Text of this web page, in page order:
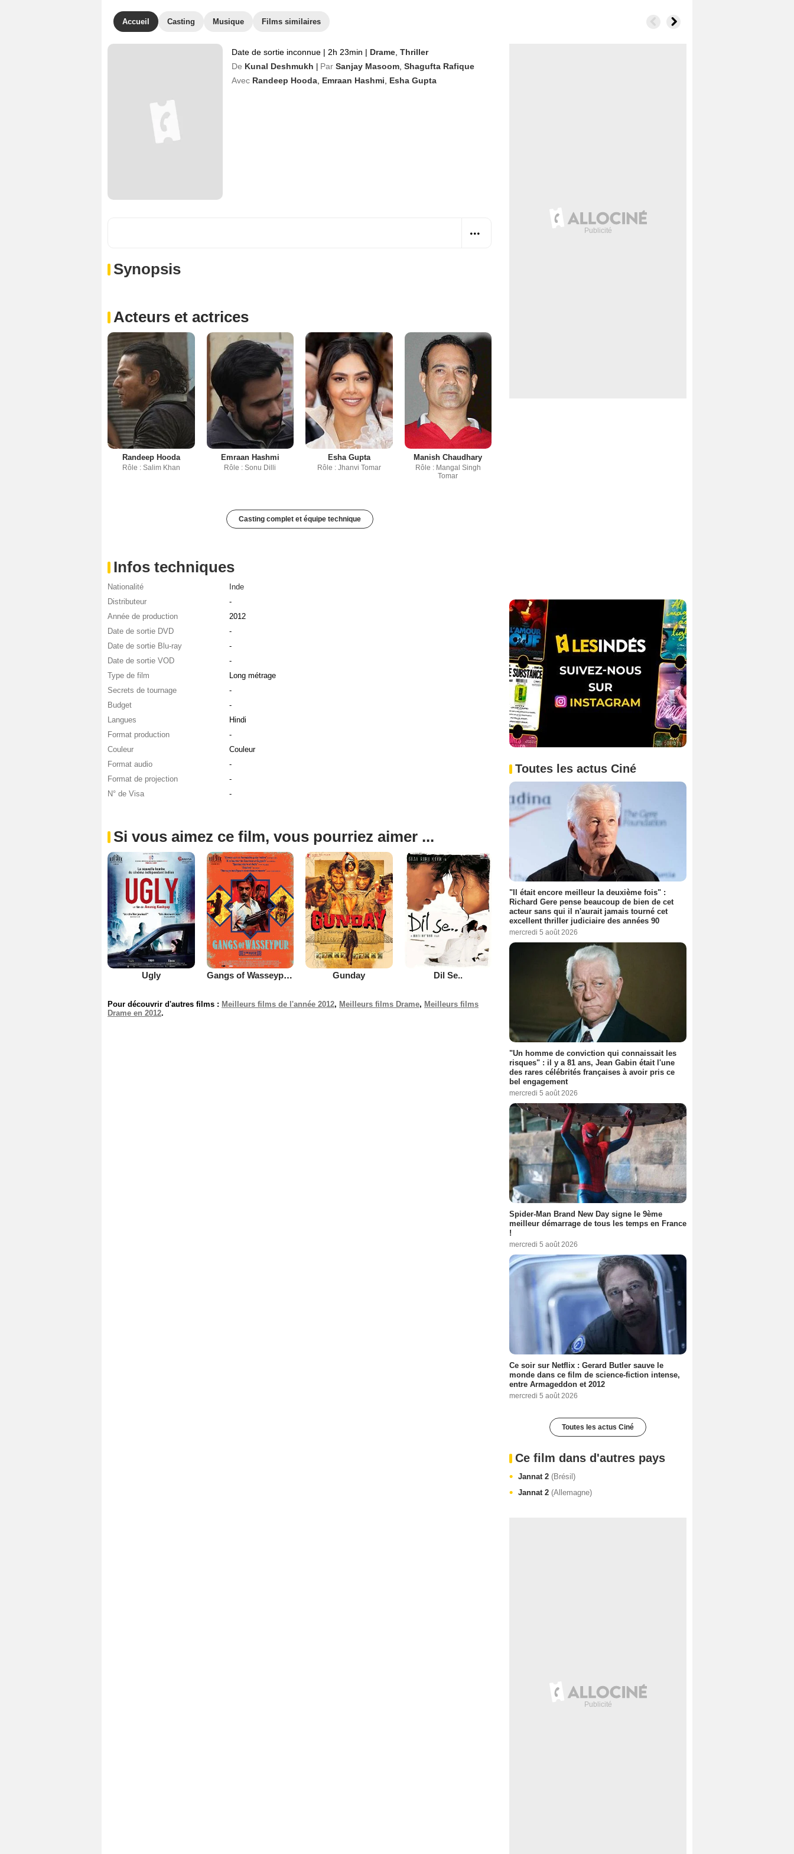
Accueil Casting Musique Films similaires
Date de sortie inconnue | 2h 23min | Drame Thriller
De Kunal Deshmukh Par Sanjay Masoom Shagufta Rafique
Avec Randeep Hooda Emraan Hashmi Esha Gupta
Synopsis
Acteurs et actrices
Randeep Hooda
Rôle : Salim Khan
Emraan Hashmi
Rôle : Sonu Dilli
Esha Gupta
Rôle : Jhanvi Tomar
Manish Chaudhary
Rôle : Mangal Singh
Tomar
Casting complet et équipe technique
Infos techniques
Nationalité
Inde
Distributeur
-
Année de production
2012
Date de sortie DVD
-
Date de sortie Blu-ray
-
Date de sortie VOD
-
Type de film
Long métrage
Secrets de tournage
-
Budget
-
Langues
Hindi
Format production
-
Couleur
Couleur
Format audio
-
Format de projection
-
N° de Visa
-
Si vous aimez ce film, vous pourriez aimer ...
Ugly Gangs of Wasseypur - Part 2 Gunday Dil Se..
Pour découvrir d'autres films : Meilleurs films de l'année 2012, Meilleurs films Drame, Meilleurs films
Drame en 2012.
Toutes les actus Ciné
"Il était encore meilleur la deuxième fois" :
Richard Gere pense beaucoup de bien de cet
acteur sans qui il n'aurait jamais tourné cet
excellent thriller judiciaire des années 90
mercredi 5 août 2026
"Un homme de conviction qui connaissait les
risques" : il y a 81 ans, Jean Gabin était l'une
des rares célébrités françaises à avoir pris ce
bel engagement
mercredi 5 août 2026
Spider-Man Brand New Day signe le 9ème
meilleur démarrage de tous les temps en France
!
mercredi 5 août 2026
Ce soir sur Netflix : Gerard Butler sauve le
monde dans ce film de science-fiction intense,
entre Armageddon et 2012
mercredi 5 août 2026
Toutes les actus Ciné
Ce film dans d'autres pays
Jannat 2 (Brésil)
Jannat 2 (Allemagne)